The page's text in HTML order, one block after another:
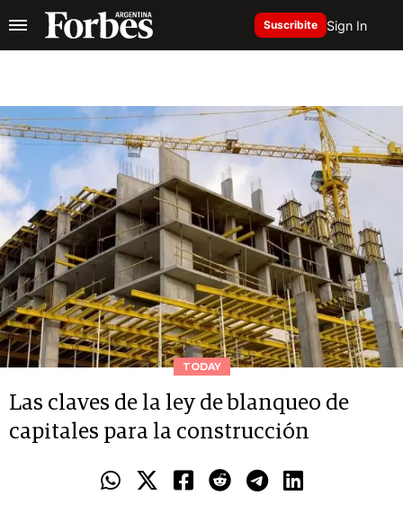
Suscribite Sign In
TODAY
Las claves de la ley de blanqueo de
capitales para la construcción